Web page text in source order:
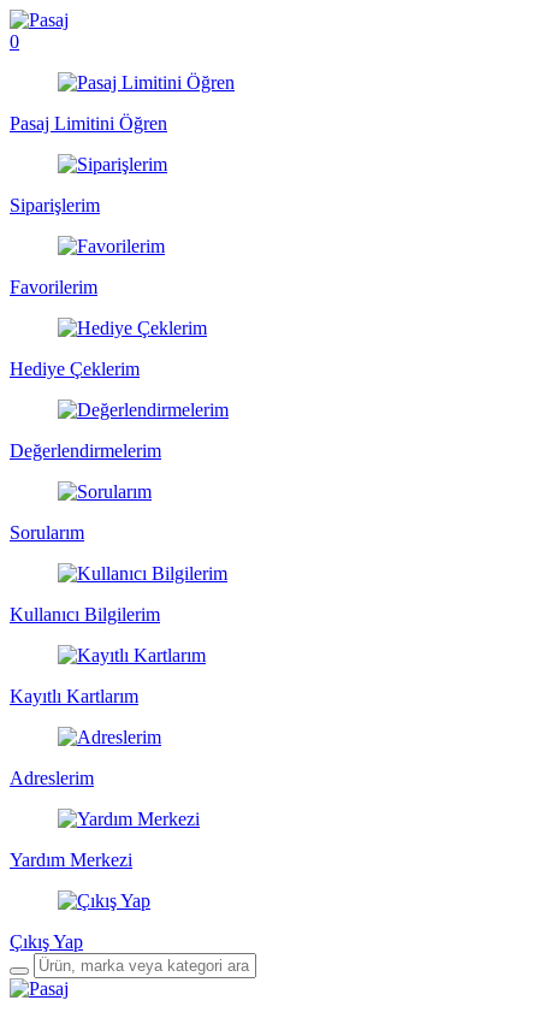
0
Pasaj Limitini Öğren
Siparişlerim
Favorilerim
Hediye Çeklerim
Değerlendirmelerim
Sorularım
Kullanıcı Bilgilerim
Kayıtlı Kartlarım
Adreslerim
Yardım Merkezi
Çıkış Yap